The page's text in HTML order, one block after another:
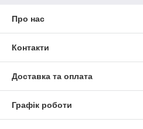
Про нас
Контакти
Доставка та оплата
Графік роботи